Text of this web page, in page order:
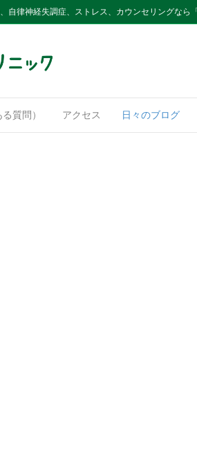
自律神経失調症、ストレス、カウンセリングなら
質問） アクセス 日々のブログ